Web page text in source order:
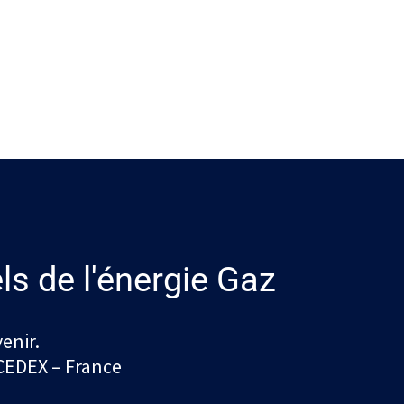
de l'énergie Gaz
– France